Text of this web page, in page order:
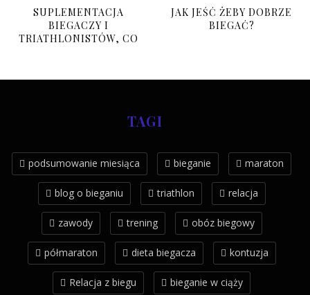
SUPLEMENTACJA
BIEGACZY I
TRIATHLONISTÓW, CO
JAK JEŚĆ ŻEBY DOBRZE
BIEGAĆ?
TAGI
podsumowanie miesiąca bieganie maraton
blog o bieganiu triathlon relacja
zawody trening obóz biegowy
półmaraton dieta biegacza kontuzja
Relacja z biegu bieganie w ciąży